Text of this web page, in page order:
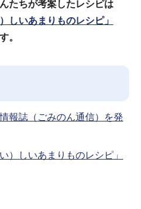
たちが考案したレシピは
しいあまりものレシピ」
。
報誌（ごみのん通信）を発
）しいあまりものレシピ」